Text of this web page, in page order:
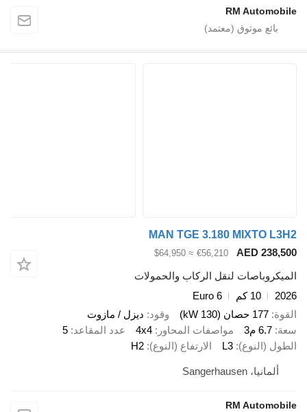
RM
MAN TGE 3.180 MIXTO
AED
€56,210
≈ $64,950
لنقل الركاب والحمولات
10 كم
Euro 6
177 حصان (130 kW)
وقود
ديزل / مازوت
6.7 م3
مواصفات المحاور 4x4 عدد المقاعد
5
(النوع)
L3 الارتفاع (النوع) H2
RM